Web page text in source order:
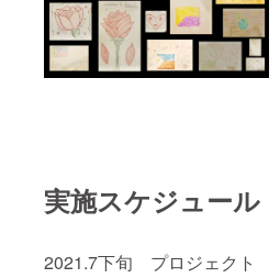
実施スケジュール
2021.7下旬 プロジェクト